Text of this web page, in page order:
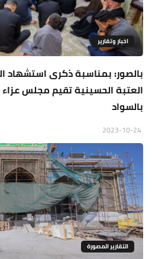
اخبار وتقارير
بالصور: بمناسبة ذكرى استشهاد
العتبة الحسينية تقيم مجلس
بالسواد
التقارير المصورة